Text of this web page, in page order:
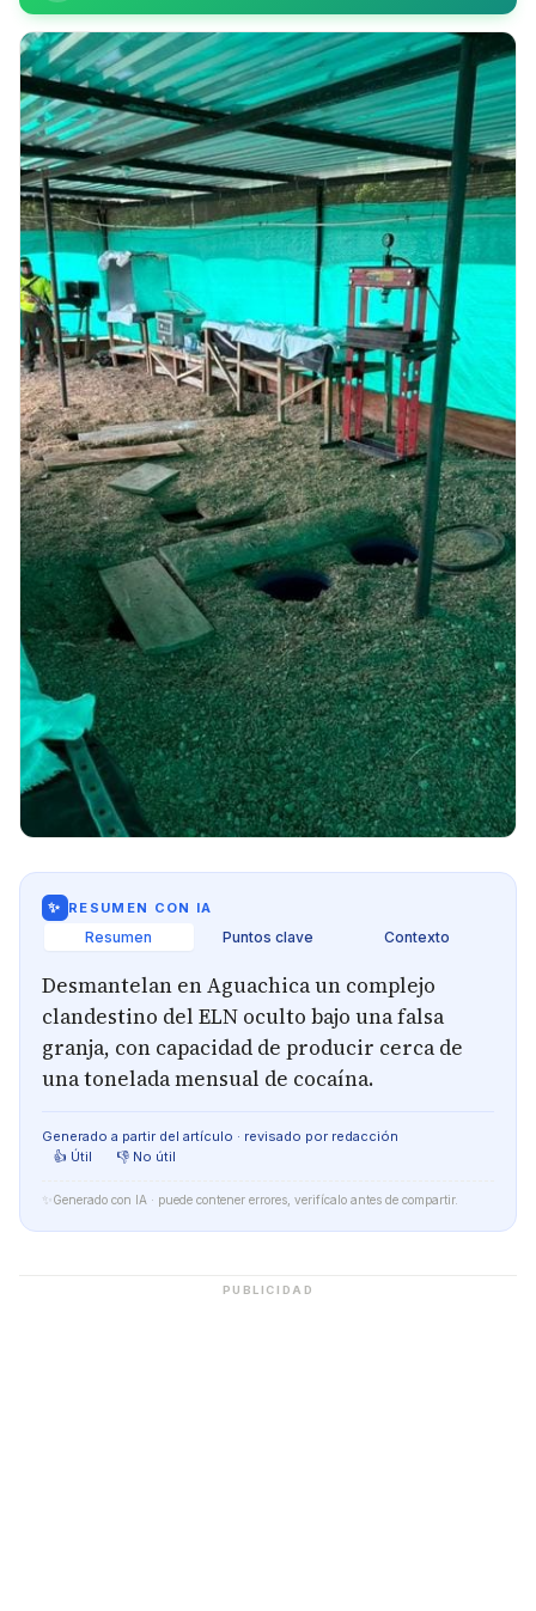
✨ RESUMEN CON IA
Resumen Puntos clave Contexto
Desmantelan en Aguachica un complejo
clandestino del ELN oculto bajo una falsa
granja, con capacidad de producir cerca de
una tonelada mensual de cocaína.
Generado a partir del artículo · revisado por redacción
👍 Útil
👎 No útil
✨ Generado con IA · puede contener errores, verifícalo antes de compartir.
PUBLICIDAD